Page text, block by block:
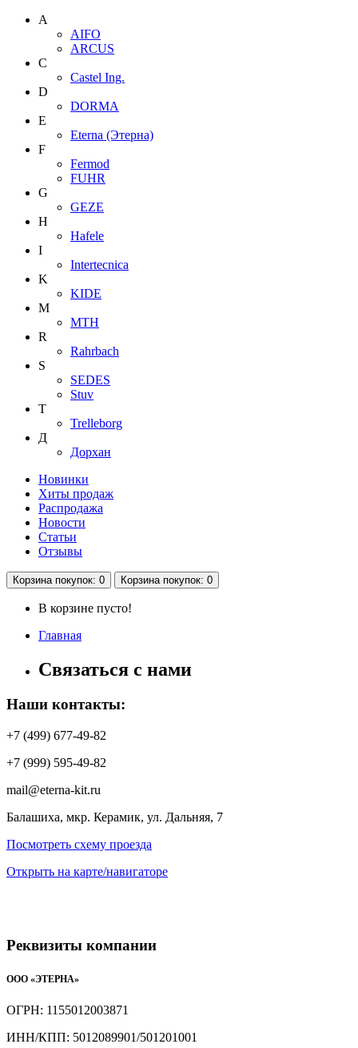
A
AIFO
ARCUS
C
Castel Ing.
D
DORMA
E
Eterna (Этерна)
F
Fermod
FUHR
G
GEZE
H
Hafele
I
Intertecnica
K
KIDE
M
MTH
R
Rahrbach
S
SEDES
Stuv
T
Trelleborg
Д
Дорхан
Новинки
Хиты продаж
Распродажа
Новости
Статьи
Отзывы
Корзина покупок: 0 Корзина покупок: 0
В корзине пусто!
Главная
Связаться с нами
Наши контакты:
+7 (499) 677-49-82
+7 (999) 595-49-82
mail@eterna-kit.ru
Балашиха, мкр. Керамик, ул. Дальняя, 7
Посмотреть схему проезда
Открыть на карте/навигаторе
Реквизиты компании
ООО «ЭТЕРНА»
ОГРН: 1155012003871
ИНН/КПП: 5012089901/501201001